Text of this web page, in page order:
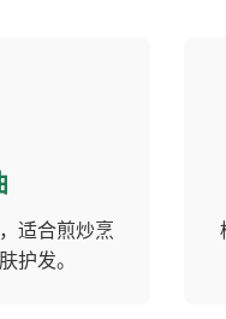
适合煎炒烹
护发。